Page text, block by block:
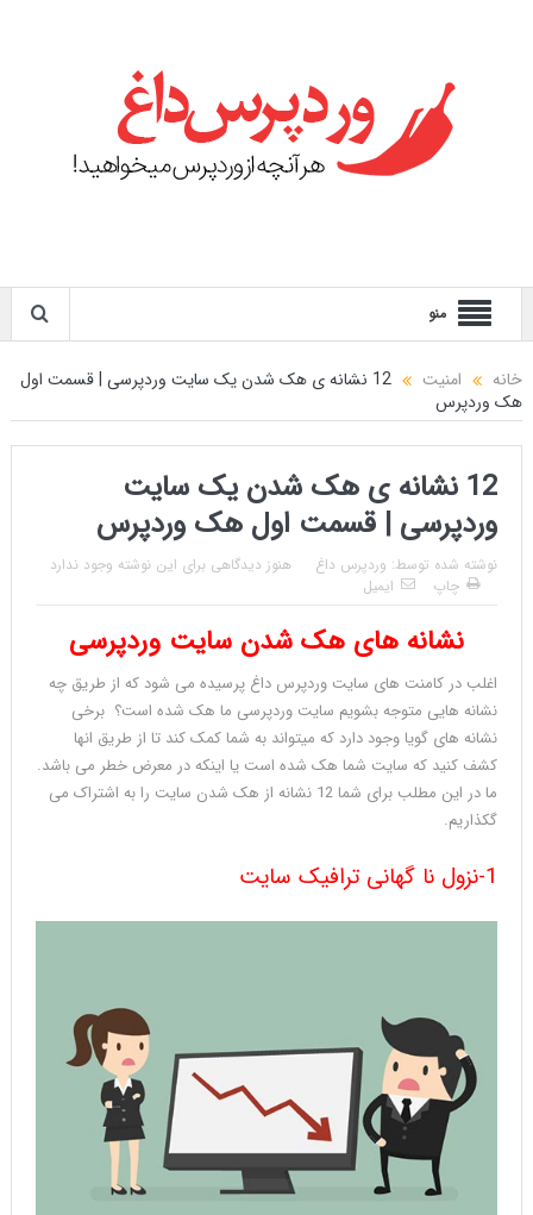
منو
خانه امنیت
12 نشانه ی هک شدن یک سایت وردپرسی | قسمت اول
هک وردپرس
12 نشانه ی هک شدن یک سایت
وردپرسی | قسمت اول هک وردپرس
نوشته شده توسط: وردپرس داغ
هنوز دیدگاهی برای این نوشته وجود ندارد
چاپ
ایمیل
نشانه های هک شدن سایت وردپرسی
اغلب در کامنت های سایت وردپرس داغ پرسیده می شود که از طریق چه
نشانه هایی متوجه بشویم سایت وردپرسی ما هک شده است؟ برخی
نشانه های گویا وجود دارد که میتواند به شما کمک کند تا از طریق انها
کشف کنید که سایت شما هک شده است یا اینکه در معرض خطر می باشد.
ما در این مطلب برای شما 12 نشانه از هک شدن سایت را به اشتراک می
گکذاریم.
1-نزول نا گهانی ترافیک سایت